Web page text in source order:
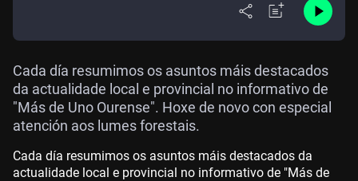
Cada día resumimos os asuntos máis destacados
da actualidade local e provincial no informativo de
"Más de Uno Ourense". Hoxe de novo con especial
atención aos lumes forestais.
Cada día resumimos os asuntos máis destacados da
actualidade local e provincial no informativo de "Más de